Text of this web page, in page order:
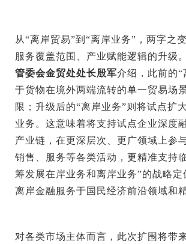
从“离岸贸易”到“离岸业务”，两字之
服务覆盖范围、产业赋能逻辑的升级
管委会金贸处处长殷军介绍，此前的“
于货物在境外两端流转的单一贸易场
限；升级后的“离岸业务”则将试点扩
业务。这意味着将支持试点企业深度
产业链，在更深层次、更广领域上参
销售、服务等各类活动，更精准支持
筹发展在岸业务和离岸业务”的战略定
离岸金融服务于国民经济前沿领域和
对各类市场主体而言，此次扩围将带